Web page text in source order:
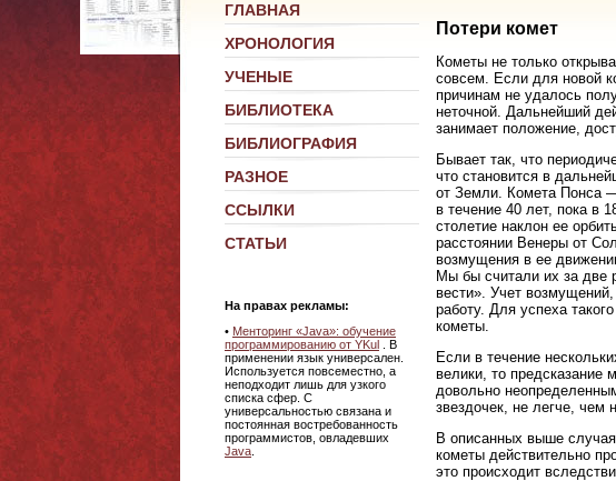
ГЛАВНАЯ
ХРОНОЛОГИЯ
УЧЕНЫЕ
БИБЛИОТЕКА
БИБЛИОГРАФИЯ
РАЗНОЕ
ССЫЛКИ
СТАТЬИ
На правах рекламы:
• Менторинг «Java»: обучение
программированию от YKul . В
применении язык универсален.
Используется повсеместно, а
неподходит лишь для узкого
списка сфер. С
универсальностью связана и
постоянная востребованность
программистов, овладевших
Java
Потери комет
Кометы не только
совсем. Если для новой
причинам не удалось
неточной. Дальнейший
занимает положение,
Бывает так, что
что становится в
от Земли. Комета Понса
в течение 40 лет, пока в
столетие наклон ее
расстоянии Венеры от
возмущения в ее
Мы бы считали их за две
вести». Учет
работу. Для успеха
кометы.
Если в течение
велики, то
довольно
звездочек, не легче, чем
В описанных выше
кометы действительно
это происходит